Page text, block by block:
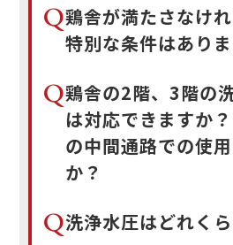
Q鶏舎が満たさなけ
特別な条件はあり
Q鶏舎の2階、3階の
は対応できますか
の中間通路での使
か？
Q洗浄水圧はどれく